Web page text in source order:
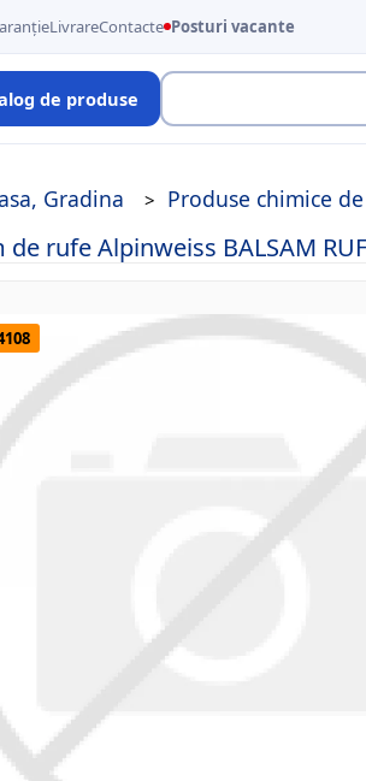
LivrareContacte Posturi vacante
de produse
Gradina Produse chimice
de rufe Alpinweiss BALSAM